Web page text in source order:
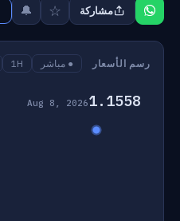
مشاركة ☆
🔔
رسم الأسعار ● مباشر 1H
1.1558
Aug 8, 2026